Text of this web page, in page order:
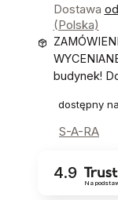
Dostawa
(Polska)
budynek!
dostępny
S-A-RA
4.9
Na